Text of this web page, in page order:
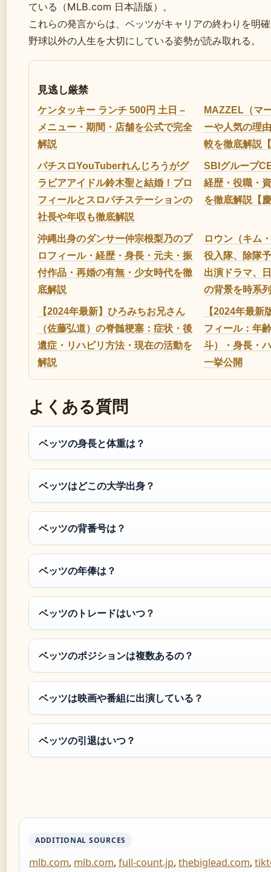
ている（MLB.com 日本語版）。
これらの発言からは、ベッツがキャリアの終わりを明
野球以外の人生を大切にしている姿勢が読み取れる。
見逃し厳禁
ケンタッキー ランチ 500円 土日 –
メニュー・期間・店舗を公式で完全
解説
MAZZEL（マ
ーや人気の理
較を徹底解説
パチスロYouTuberれんじろうがグ
ラビアアイドル鈴木聖と結婚！プロ
フィールとスロパチステーションの
社長や年収も徹底解説
SBIグループ
経歴・役職・
を徹底解説【
沖縄出身のダンサー仲宗根梨乃のプ
ロフィール・経歴・身長・元夫・振
付作品・再婚の有無・少女時代を徹
底解説
ロウン（キム
役入隊、除隊
出演ドラマ、
の背景を時系
【2024年最新】ひろみちお兄さん
（佐藤弘道）の脊髄梗塞：症状・後
遺症・リハビリ方法・現在の活動を
解説
【2024年最新
フィール：年
斗）・身長・
一挙公開
よくある質問
ベッツの身長と体重は？
ベッツはどこの大学出身？
ベッツの背番号は？
ベッツの年俸は？
ベッツのトレードはいつ？
ベッツのポジションは複数あるの？
ベッツは映画や番組に出演している？
ベッツの引退はいつ？
ADDITIONAL SOURCES
mlb.com, mlb.com, full-count.jp, thebiglead.com,